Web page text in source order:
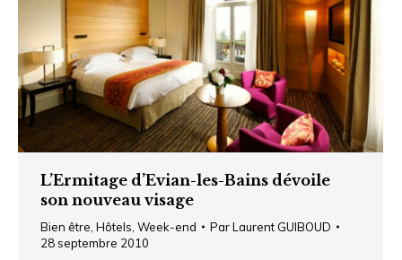
L’Ermitage d’Evian-les-Bains dévoile
son nouveau visage
Bien être Hôtels Week-end ParLaurent GUIBOUD
28 septembre 2010